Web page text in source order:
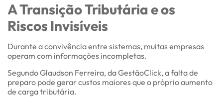
A Transição Tributária e os
Riscos Invisíveis
Durante a convivência entre sistemas, muitas empresas
operam com informações incompletas.
Segundo Glaudson Ferreira, da GestãoClick, a falta de
preparo pode gerar custos maiores que o próprio aumento
de carga tributária.